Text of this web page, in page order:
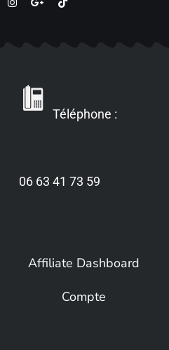
Téléphone :
06 63 41 73 59
Affiliate Dashboard
Compte